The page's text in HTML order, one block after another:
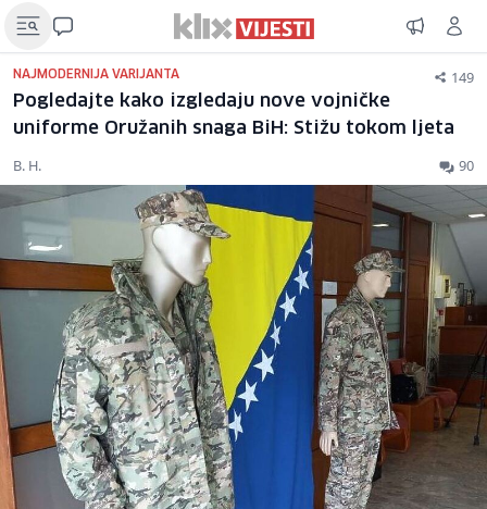
NAJMODERNIJA VARIJANTA 149
Pogledajte kako izgledaju nove vojničke
uniforme Oružanih snaga BiH: Stižu tokom ljeta
B. H. 90